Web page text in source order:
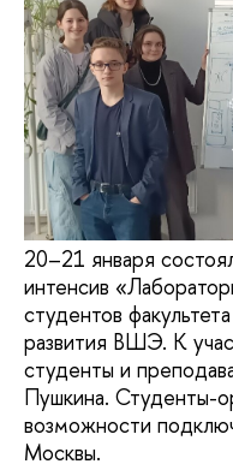
20–21 января
интенсив
студентов
развития ВШЭ. К
студенты и
Пушкина. Студенты-
возможности
Москвы.